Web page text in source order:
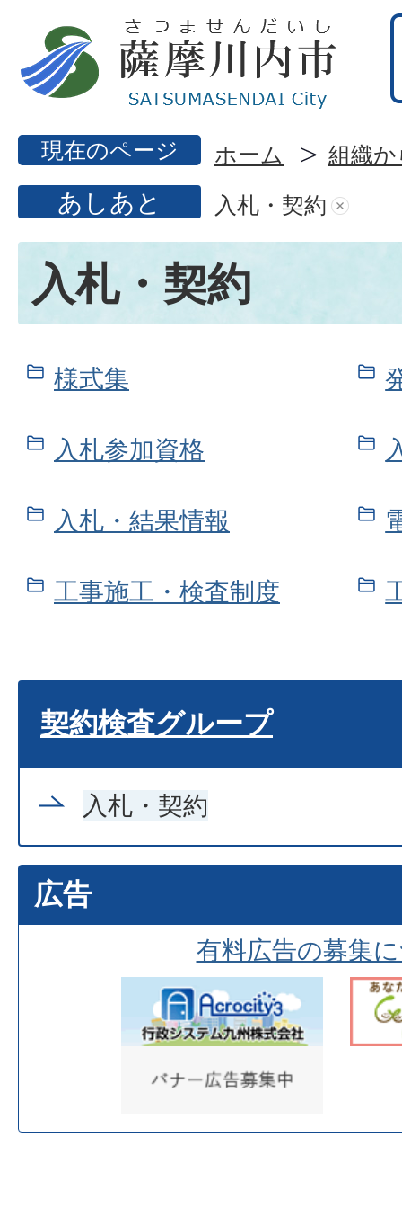
現在のページ ホーム 組織
あしあと 入札・契約
入札・契約
様式集
入札参加資格
入札・結果情報
工事施工・検査制度
契約検査グループ
入札・契約
広告
有料広告の募集